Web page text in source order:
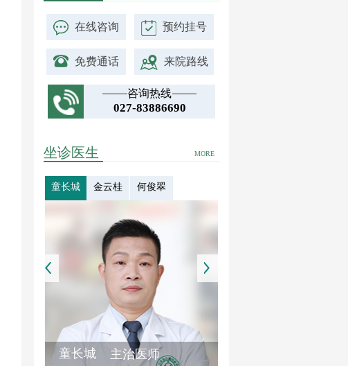
在线咨询 预约挂号
免费通话 来院路线
咨询热线
027-83886690
MORE
坐诊医生
童长城 金云桂 何俊翠
童长城 主治医师